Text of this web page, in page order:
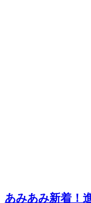
あみあみ新着！